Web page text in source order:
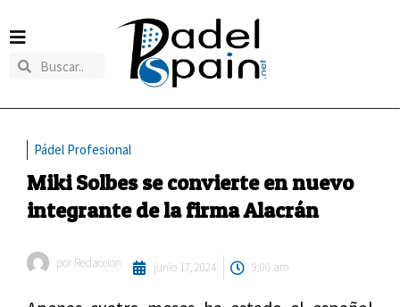
Pádel Profesional
Miki Solbes se convierte en nuevo
integrante de la firma Alacrán
por Redaccion junio 17, 2024 9:00 am